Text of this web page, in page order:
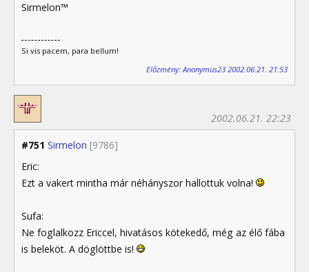
Sirmelon™
Si vis pacem, para bellum!
Előzmény: Anonymus23 2002.06.21. 21:53
#751 Sirmelon [9786]
2002.06.21. 22:23
Eric:
Ezt a vakert mintha már néhányszor hallottuk volna!
Sufa:
Ne foglalkozz Ericcel, hivatásos kötekedő, még az élő fába
is beleköt. A döglöttbe is!